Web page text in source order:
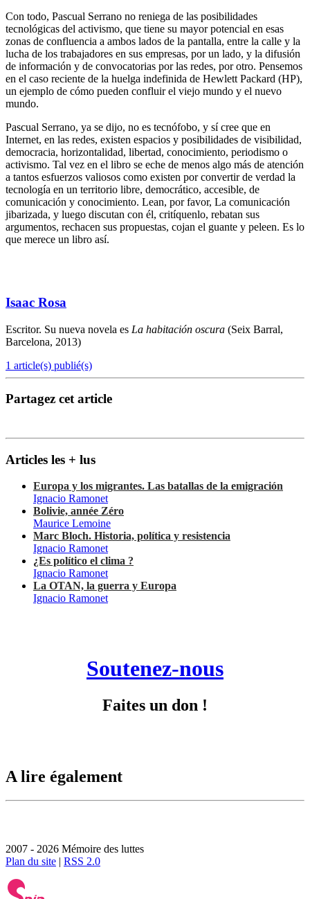
Con todo, Pascual Serrano no reniega de las posibilidades
tecnológicas del activismo, que tiene su mayor potencial en esas
zonas de confluencia a ambos lados de la pantalla, entre la calle y la
lucha de los trabajadores en sus empresas, por un lado, y la difusión
de información y de convocatorias por las redes, por otro. Pensemos
en el caso reciente de la huelga indefinida de Hewlett Packard (HP),
un ejemplo de cómo pueden confluir el viejo mundo y el nuevo
mundo.
Pascual Serrano, ya se dijo, no es tecnófobo, y sí cree que en
Internet, en las redes, existen espacios y posibilidades de visibilidad,
democracia, horizontalidad, libertad, conocimiento, periodismo o
activismo. Tal vez en el libro se eche de menos algo más de atención
a tantos esfuerzos valiosos como existen por convertir de verdad la
tecnología en un territorio libre, democrático, accesible, de
comunicación y conocimiento. Lean, por favor, La comunicación
jibarizada, y luego discutan con él, critíquenlo, rebatan sus
argumentos, rechacen sus propuestas, cojan el guante y peleen. Es lo
que merece un libro así.
Isaac Rosa
Escritor. Su nueva novela es La habitación oscura (Seix Barral,
Barcelona, 2013)
1 article(s) publié(s)
Partagez cet article
Articles les + lus
Europa y los migrantes. Las batallas de la emigración
Ignacio Ramonet
Bolivie, année Zéro
Maurice Lemoine
Marc Bloch. Historia, política y resistencia
Ignacio Ramonet
¿Es político el clima ?
Ignacio Ramonet
La OTAN, la guerra y Europa
Ignacio Ramonet
Soutenez-nous
Faites un don !
A lire également
2007 - 2026 Mémoire des luttes
Plan du site | RSS 2.0